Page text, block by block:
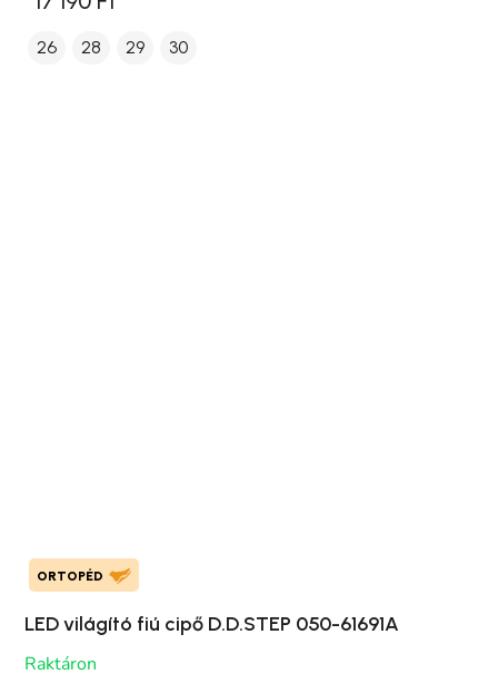
26 28 29 30
ORTOPÉD
LED világító fiú cipő D.D.STEP 050-61691A
Raktáron